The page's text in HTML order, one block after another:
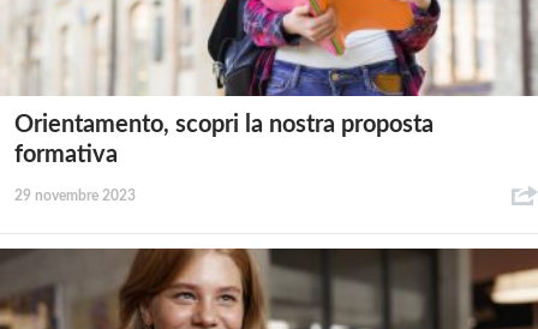
Orientamento, scopri la nostra proposta
formativa
29 novembre 2023